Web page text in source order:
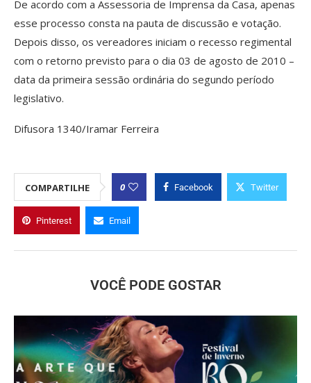
De acordo com a Assessoria de Imprensa da Casa, apenas
esse processo consta na pauta de discussão e votação.
Depois disso, os vereadores iniciam o recesso regimental
com o retorno previsto para o dia 03 de agosto de 2010 –
data da primeira sessão ordinária do segundo período
legislativo.
Difusora 1340/Iramar Ferreira
COMPARTILHE 0 Facebook Twitter
Pinterest Email
VOCÊ PODE GOSTAR